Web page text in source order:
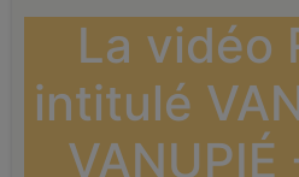
La vidéo
intitulé
VANUPIÉ